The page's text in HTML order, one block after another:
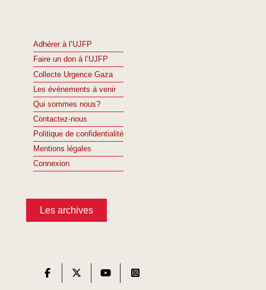
Adhérer à l’UJFP
Faire un don à l’UJFP
Collecte Urgence Gaza
Les événements à venir
Qui sommes nous?
Contactez-nous
Politique de confidentialité
Mentions légales
Connexion
Les archives